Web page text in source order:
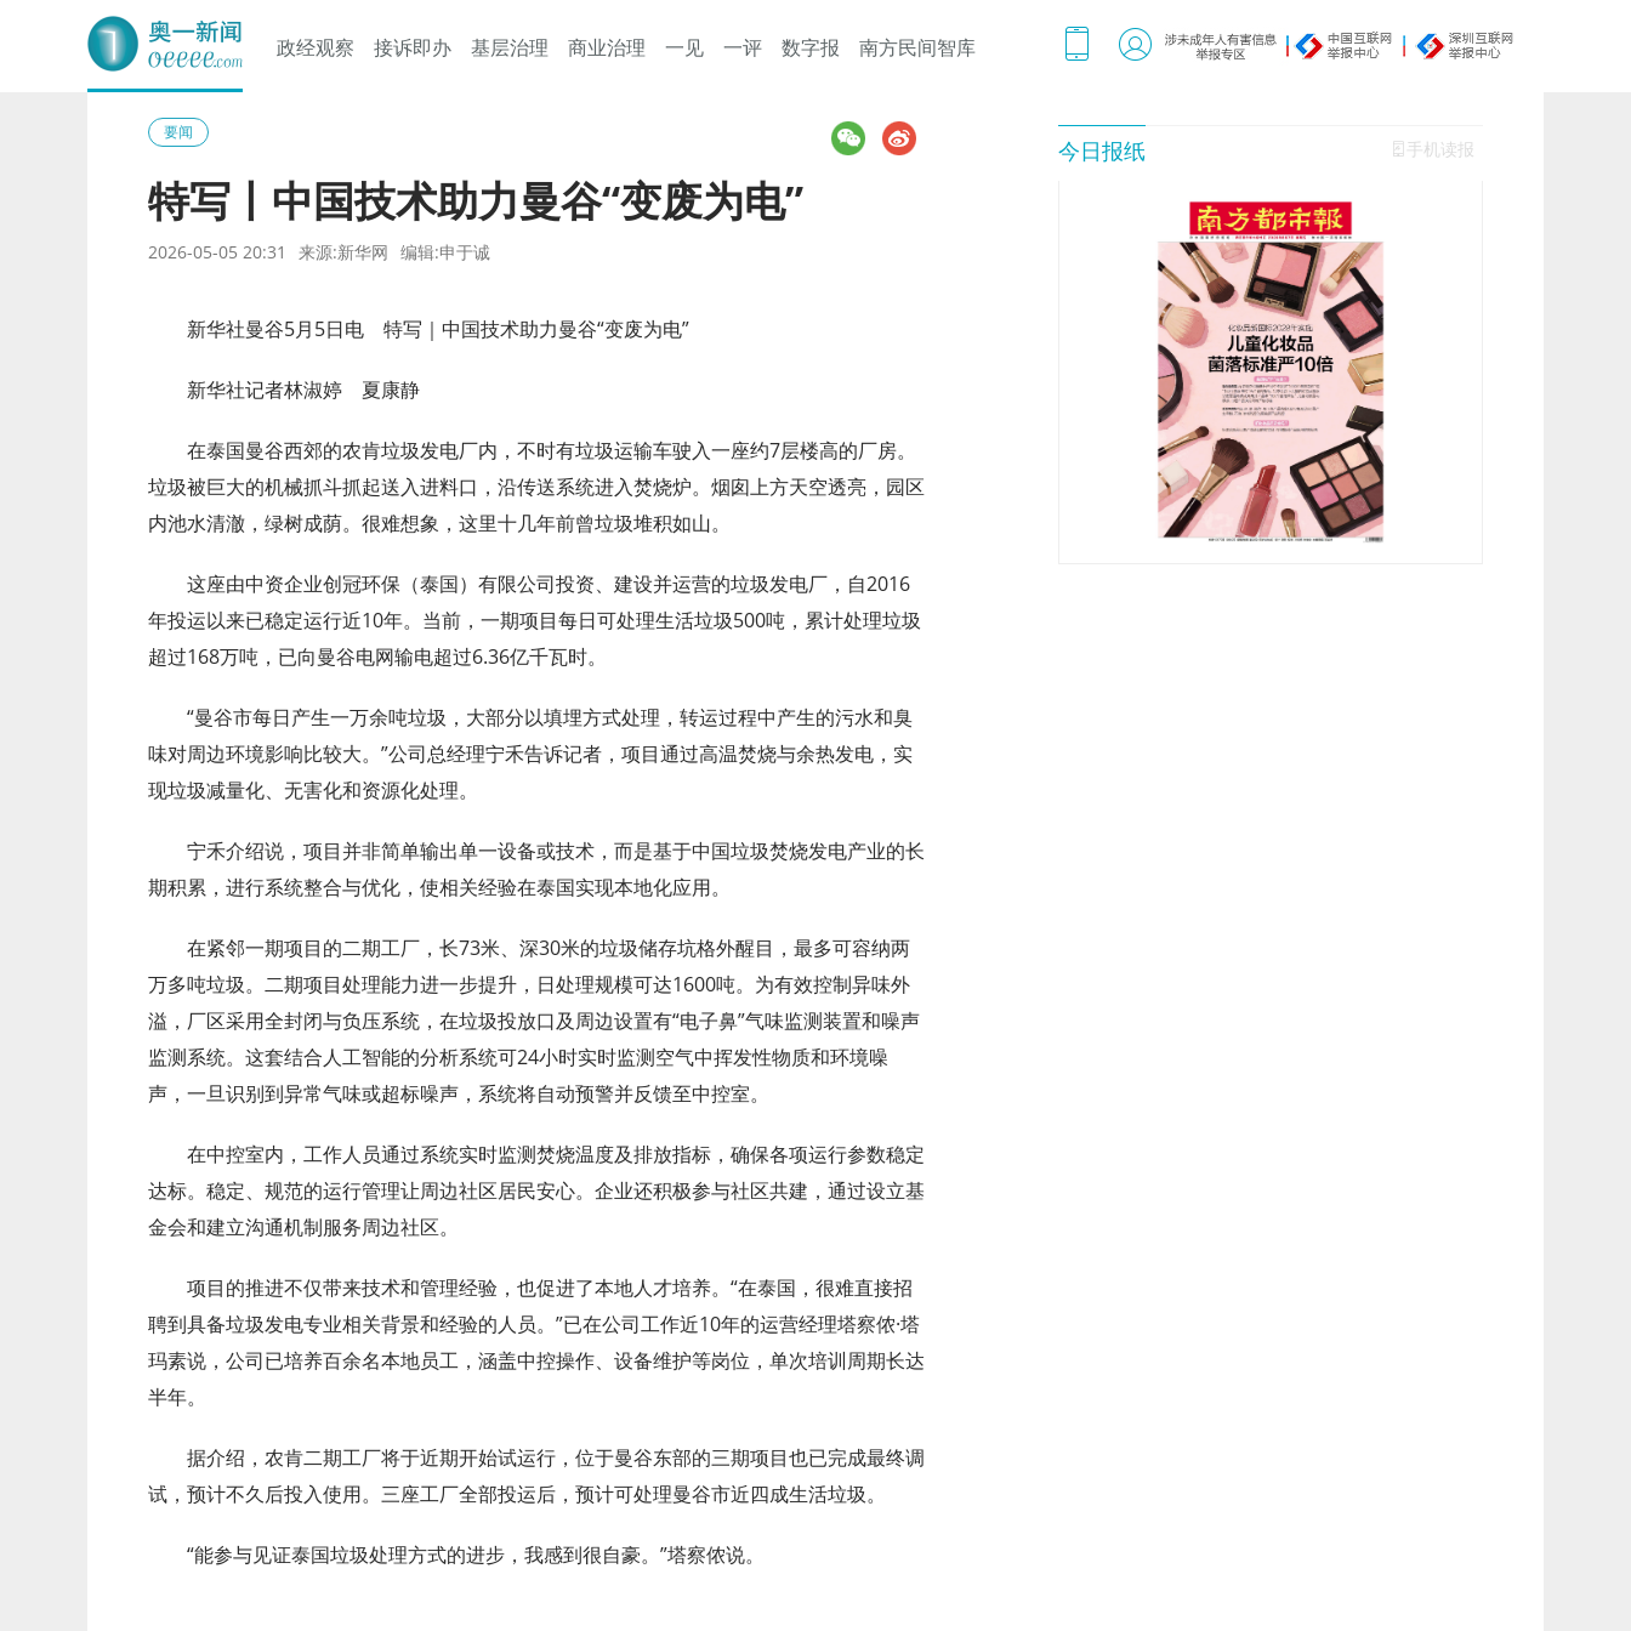
奥一网
政经观察 接诉即办 基层治理 商业治理 一见 一评 数字报 南方民间智库
要闻
特写丨中国技术助力曼谷“变废为电”
2026-05-05 20:31 来源:新华网 编辑:申于诚
新华社曼谷5月5日电 特写｜中国技术助力曼谷“变废为电”
新华社记者林淑婷 夏康静
在泰国曼谷西郊的农肯垃圾发电厂内，不时有垃圾运输车驶入一座约7层楼高的厂房。
垃圾被巨大的机械抓斗抓起送入进料口，沿传送系统进入焚烧炉。烟囱上方天空透亮，园区
内池水清澈，绿树成荫。很难想象，这里十几年前曾垃圾堆积如山。
这座由中资企业创冠环保（泰国）有限公司投资、建设并运营的垃圾发电厂，自2016
年投运以来已稳定运行近10年。当前，一期项目每日可处理生活垃圾500吨，累计处理垃圾
超过168万吨，已向曼谷电网输电超过6.36亿千瓦时。
“曼谷市每日产生一万余吨垃圾，大部分以填埋方式处理，转运过程中产生的污水和臭
味对周边环境影响比较大。”公司总经理宁禾告诉记者，项目通过高温焚烧与余热发电，实
现垃圾减量化、无害化和资源化处理。
宁禾介绍说，项目并非简单输出单一设备或技术，而是基于中国垃圾焚烧发电产业的长
期积累，进行系统整合与优化，使相关经验在泰国实现本地化应用。
在紧邻一期项目的二期工厂，长73米、深30米的垃圾储存坑格外醒目，最多可容纳两
万多吨垃圾。二期项目处理能力进一步提升，日处理规模可达1600吨。为有效控制异味外
溢，厂区采用全封闭与负压系统，在垃圾投放口及周边设置有“电子鼻”气味监测装置和噪声
监测系统。这套结合人工智能的分析系统可24小时实时监测空气中挥发性物质和环境噪
声，一旦识别到异常气味或超标噪声，系统将自动预警并反馈至中控室。
在中控室内，工作人员通过系统实时监测焚烧温度及排放指标，确保各项运行参数稳定
达标。稳定、规范的运行管理让周边社区居民安心。企业还积极参与社区共建，通过设立基
金会和建立沟通机制服务周边社区。
项目的推进不仅带来技术和管理经验，也促进了本地人才培养。“在泰国，很难直接招
聘到具备垃圾发电专业相关背景和经验的人员。”已在公司工作近10年的运营经理塔察侬·塔
玛素说，公司已培养百余名本地员工，涵盖中控操作、设备维护等岗位，单次培训周期长达
半年。
据介绍，农肯二期工厂将于近期开始试运行，位于曼谷东部的三期项目也已完成最终调
试，预计不久后投入使用。三座工厂全部投运后，预计可处理曼谷市近四成生活垃圾。
“能参与见证泰国垃圾处理方式的进步，我感到很自豪。”塔察侬说。
今日报纸 手机读报